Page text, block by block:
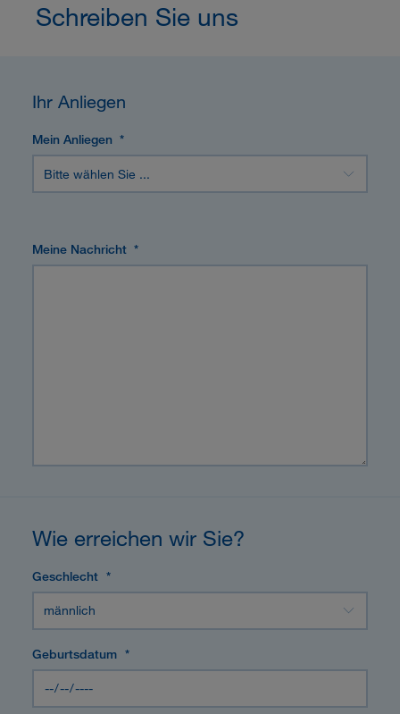
Schreiben Sie uns
Ihr Anliegen
Mein Anliegen *
Meine Nachricht *
Wie erreichen wir Sie?
Geschlecht *
Geburtsdatum *